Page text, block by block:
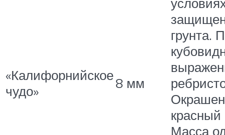
«Калифорнийское
чудо»
8 мм
грунта.
Масса